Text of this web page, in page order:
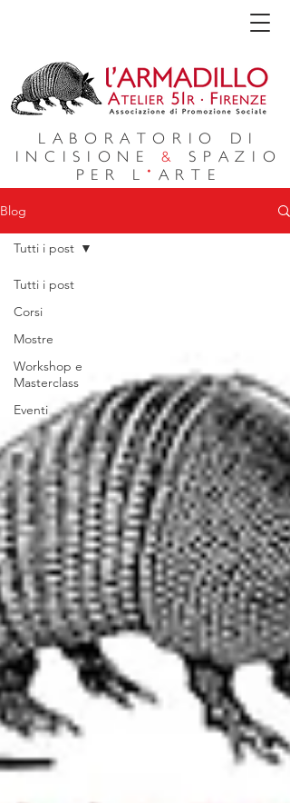
LABORATORIO DI
INCISIONE&
SPAZIO
PER L ' ARTE
Blog
Tutti i post
Corsi
Mostre
Workshop e
Masterclass
Eventi
Tutti i post